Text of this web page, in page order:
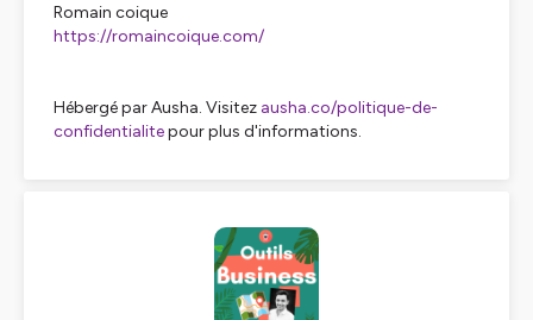
Romain coique
https://romaincoique.com/
Hébergé par Ausha. Visitez ausha.co/politique-de-
confidentialitepour plus d'informations.